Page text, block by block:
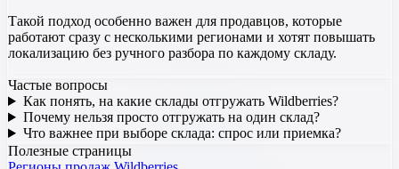
Такой подход особенно важен для продавцов, которые
работают сразу с несколькими регионами и хотят повышать
локализацию без ручного разбора по каждому складу.
Частые вопросы
Как понять, на какие склады отгружать Wildberries?
Почему нельзя просто отгружать на один склад?
Что важнее при выборе склада: спрос или приемка?
Полезные страницы